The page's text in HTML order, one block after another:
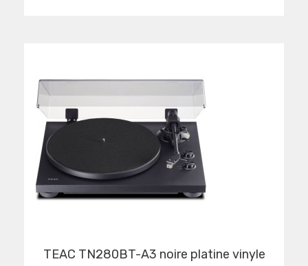
TEAC TN280BT-A3 noire platine vinyle